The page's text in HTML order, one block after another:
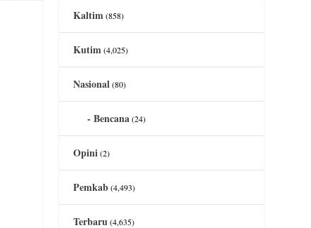
Kaltim(858)
Kutim(4,025)
Nasional(80)
Bencana(24)
Opini(2)
Pemkab(4,493)
Terbaru(4,635)